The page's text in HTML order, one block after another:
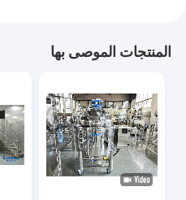
المنتجات الموصى بها